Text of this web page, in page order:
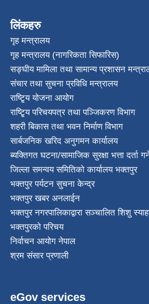
लिंकहरु
गृह मन्त्रालय
गृह मन्त्रालय (नागरिकता सिफारिस)
सङ्घीय मामिला तथा सामान्य प्रशासन
संचार तथा सुचना प्रविधि मन्त्रालय
राष्टि्ृय योजना आयोग
राष्टि्ृय परिचयपत्र तथा पञ्जिकरण विभाग
शहरी बिकास तथा भवन निर्माण विभाग
सार्बजनिक खरिद अनुगमन कार्यालय
ब्यक्तिगत घटना/सामाजिक सुरक्षा भत्ता दर्ता
जिल्ला समन्वय समितिको कार्यालय भक्तपुर
भक्तपुर पर्यटन सुचना केन्द्र
भक्तपुर खबर अनलाईन
भक्तपुर नगरपालिकाद्वारा सञ्चालित शिशु
भक्तपुरकाे परिचय
निर्वाचन आयोग नेपाल
श्रम संसार प्रणाली
eGov services